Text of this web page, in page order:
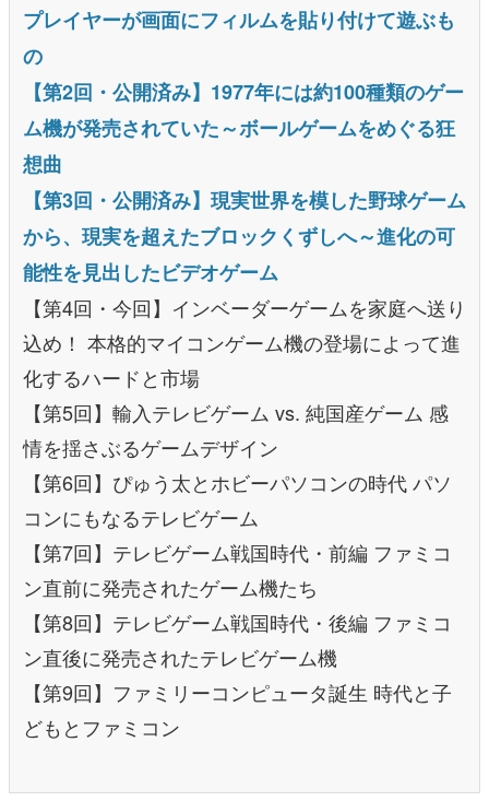
プレイヤーが画面にフィルムを貼り付けて遊ぶも
の
【第2回・公開済み】1977年には約100種類のゲー
ム機が発売されていた～ボールゲームをめぐる狂
想曲
【第3回・公開済み】現実世界を模した野球ゲーム
から、現実を超えたブロックくずしへ～進化の可
能性を見出したビデオゲーム
【第4回・今回】インベーダーゲームを家庭へ送り
込め！ 本格的マイコンゲーム機の登場によって進
化するハードと市場
【第5回】輸入テレビゲーム vs. 純国産ゲーム 感
情を揺さぶるゲームデザイン
【第6回】ぴゅう太とホビーパソコンの時代 パソ
コンにもなるテレビゲーム
【第7回】テレビゲーム戦国時代・前編 ファミコ
ン直前に発売されたゲーム機たち
【第8回】テレビゲーム戦国時代・後編 ファミコ
ン直後に発売されたテレビゲーム機
【第9回】ファミリーコンピュータ誕生 時代と子
どもとファミコン